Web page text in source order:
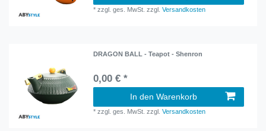
*zzgl. ges. MwSt. zzgl.Versandkosten
DRAGON BALL - Teapot - Shenron
0,00 € *
In den Warenkorb
*zzgl. ges. MwSt. zzgl.Versandkosten